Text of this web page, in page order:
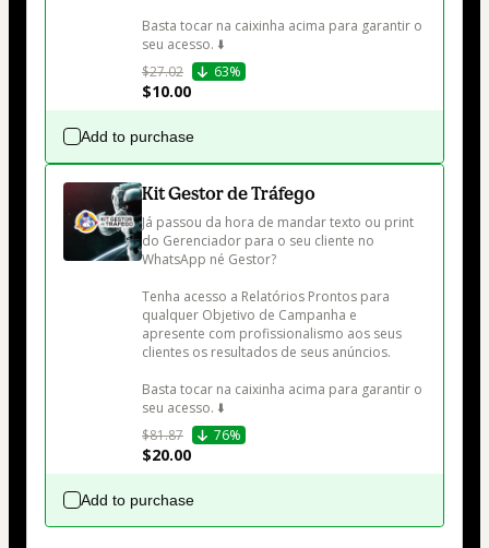
Basta tocar na caixinha acima para garantir o
seu acesso. ⬇️
$27.02
63%
$10.00
Add to purchase
Kit Gestor de Tráfego
Já passou da hora de mandar texto ou print
do Gerenciador para o seu cliente no
WhatsApp né Gestor?
Tenha acesso a Relatórios Prontos para
qualquer Objetivo de Campanha e
apresente com profissionalismo aos seus
clientes os resultados de seus anúncios.
Basta tocar na caixinha acima para garantir o
seu acesso. ⬇️
$81.87
76%
$20.00
Add to purchase